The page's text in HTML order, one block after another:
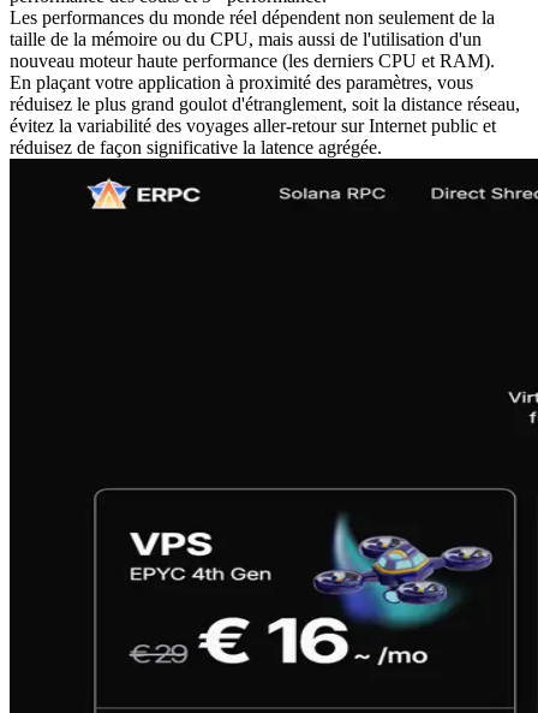
Les performances du monde réel dépendent non seulement de la
taille de la mémoire ou du CPU, mais aussi de l'utilisation d'un
nouveau moteur haute performance (les derniers CPU et RAM).
En plaçant votre application à proximité des paramètres, vous
réduisez le plus grand goulot d'étranglement, soit la distance réseau,
évitez la variabilité des voyages aller-retour sur Internet public et
réduisez de façon significative la latence agrégée.